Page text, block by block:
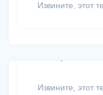
Извините, этот
Извините, этот